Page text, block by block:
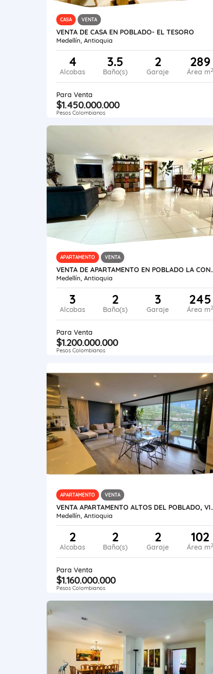
CASA VENTA
VENTA DE CASA EN POBLADO- EL TESORO
Medellín, Antioquia
4
Alcobas
3.5
Baño(s)
2
Garaje
289
Área m2
Para Venta
$1.450.000.000
Pesos Colombianos
APARTAMENTO VENTA
VENTA DE
Medellín, Antioquia
3
Alcobas
2
Baño(s)
3
Garaje
245
Área m2
Para Venta
$1.200.000.000
Pesos Colombianos
APARTAMENTO VENTA
VENTA
Medellín, Antioquia
2
Alcobas
2
Baño(s)
2
Garaje
102
Área m2
Para Venta
$1.160.000.000
Pesos Colombianos